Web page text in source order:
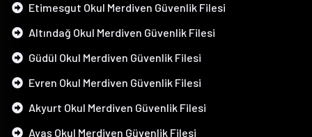
Etimesgut Okul Merdiven Güvenlik Filesi
Altındağ Okul Merdiven Güvenlik Filesi
Güdül Okul Merdiven Güvenlik Filesi
Evren Okul Merdiven Güvenlik Filesi
Akyurt Okul Merdiven Güvenlik Filesi
Ayaş Okul Merdiven Güvenlik Filesi